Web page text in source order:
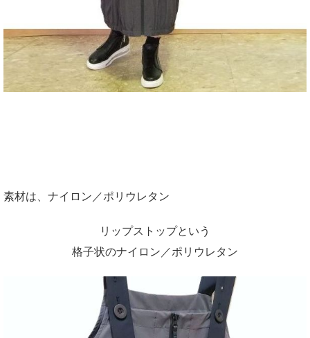
素材は、ナイロン／ポリウレタン
リップストップという
格子状のナイロン／ポリウレタン